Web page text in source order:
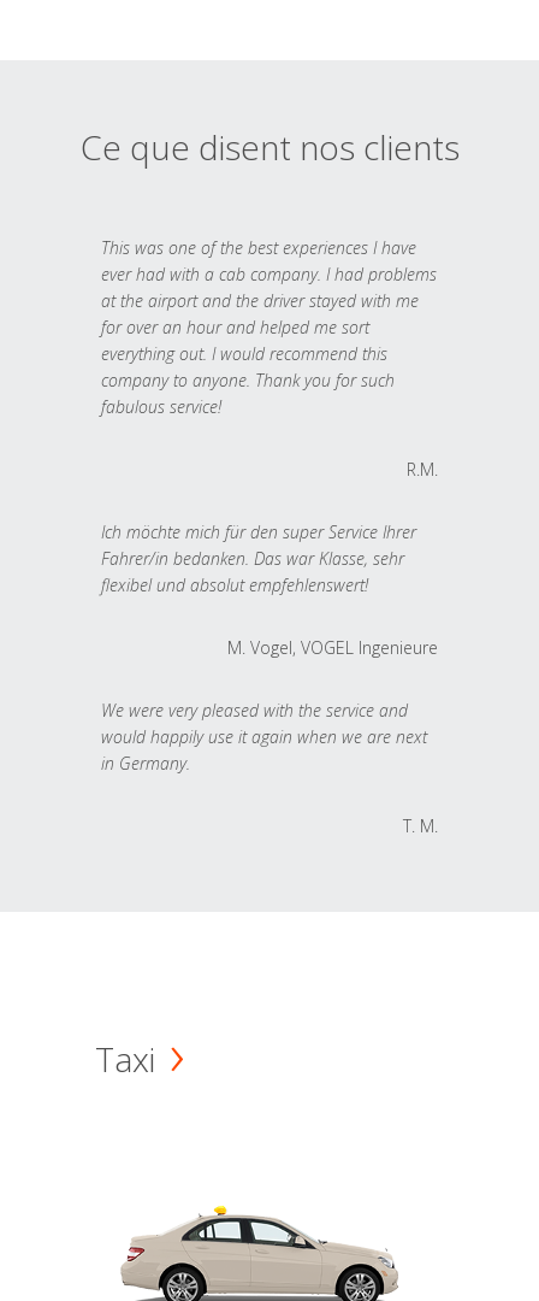
Ce que disent nos clients
This was one of the best experiences I have
ever had with a cab company. I had problems
at the airport and the driver stayed with me
for over an hour and helped me sort
everything out. I would recommend this
company to anyone. Thank you for such
fabulous service!
R.M.
Ich möchte mich für den super Service Ihrer
Fahrer/in bedanken. Das war Klasse, sehr
flexibel und absolut empfehlenswert!
M. Vogel, VOGEL Ingenieure
We were very pleased with the service and
would happily use it again when we are next
in Germany.
T. M.
Taxi